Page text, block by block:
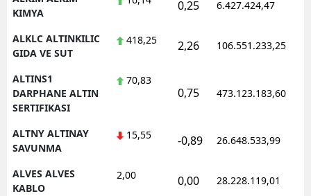
Batman
Yalova
KIMYA
0,25 6.427.424,47
ALKLC ALTINKILIC
GIDA VE SUT
418,25 2,26 106.551.233,25
ALTINS1
DARPHANE ALTIN
SERTIFIKASI
70,83
0,75 473.123.183,60
ALTNY ALTINAY
SAVUNMA
15,55 -0,89 26.648.533,99
ALVES ALVES
KABLO
2,00 0,00 28.228.119,01